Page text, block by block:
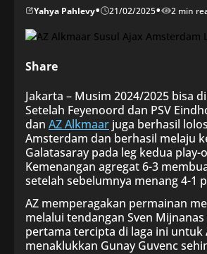
Yahya Pahlevy• 21/02/2025• 2 min
Share
Jakarta – Musim 2024/2025 bisa
Setelah Feyenoord dan PSV
dan AZ Alkmaar juga berhasil
Amsterdam dan berhasil melaju
Galatasaray pada leg kedua
Kemenangan agregat 6-3
setelah sebelumnya menang 4-1
AZ memperagakan permainan
melalui tendangan Sven
pertama tercipta di laga ini untuk
menaklukkan Gunay Guvenc